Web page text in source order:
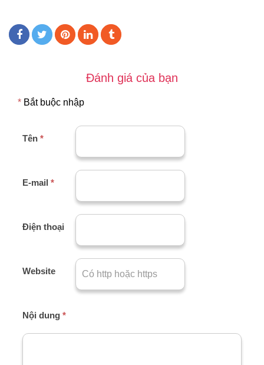
Đánh giá của bạn
* Bắt buộc nhập
Tên *
E-mail *
Điện thoại
Website
Nội dung *